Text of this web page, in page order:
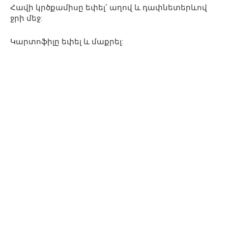
Հավի կրծքամիսը եփել՝ աղով և դափնետերևով
ջրի մեջ:
Կարտոֆիլը եփել և մաքրել: